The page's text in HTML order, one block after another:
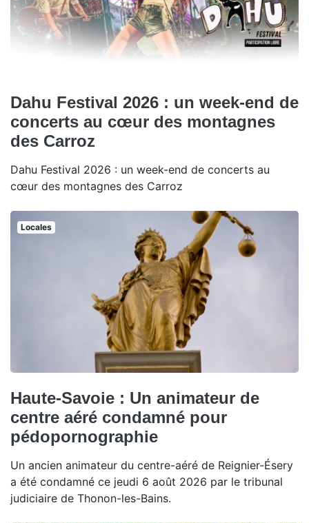
Dahu Festival 2026 : un week-end de
concerts au cœur des montagnes
des Carroz
Dahu Festival 2026 : un week-end de concerts au
cœur des montagnes des Carroz
Locales
Haute-Savoie : Un animateur de
centre aéré condamné pour
pédopornographie
Un ancien animateur du centre-aéré de Reignier-Ésery
a été condamné ce jeudi 6 août 2026 par le tribunal
judiciaire de Thonon-les-Bains.